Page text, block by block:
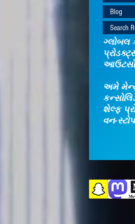
Blog
Search
ગ્લોબલ
અમે
શેલ્ફ
વન-